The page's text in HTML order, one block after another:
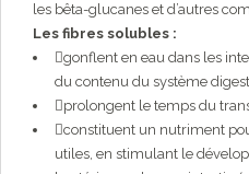
les bêta-glucanes et d’autres
Les fibres solubles :
gonflent en eau dans les
du contenu du système
prolongent le temps du
constituent un nutriment
utiles, en stimulant le